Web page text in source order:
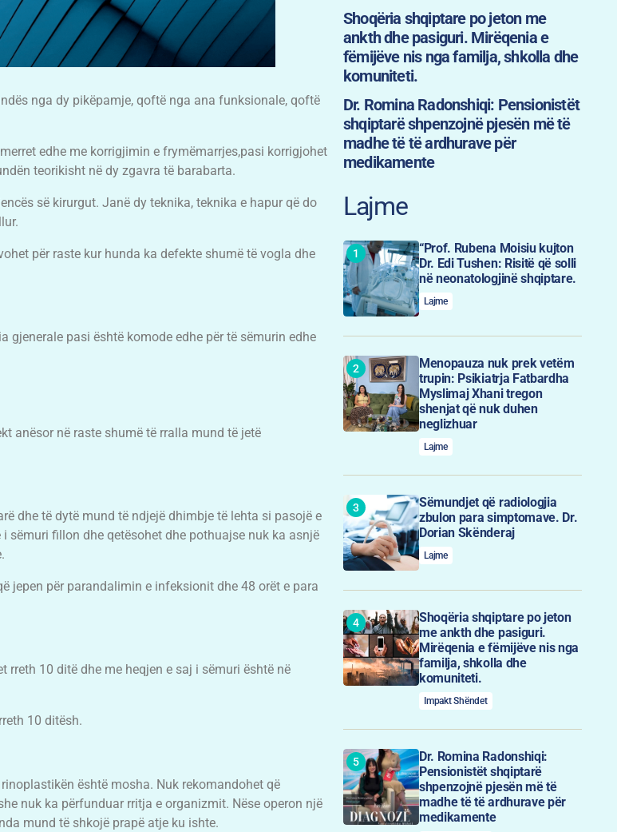
nga dy pikëpamje, qoftë nga ana funksionale, qoftë
edhe me korrigjimin e frymëmarrjes,pasi korrigjohet
teorikisht në dy zgavra të barabarta.
së kirurgut. Janë dy teknika, teknika e hapur që do
për raste kur hunda ka defekte shumë të vogla dhe
gjenerale pasi është komode edhe për të sëmurin edhe
anësor në raste shumë të rralla mund të jetë
dhe të dytë mund të ndjejë dhimbje të lehta si pasojë e
sëmuri fillon dhe qetësohet dhe pothuajse nuk ka asnjë
jepen për parandalimin e infeksionit dhe 48 orët e para
10 ditë dhe me heqjen e saj i sëmuri është në
10 ditësh.
është mosha. Nuk rekomandohet që
nuk ka përfunduar rritja e organizmit. Nëse operon një
mund të shkojë prapë atje ku ishte.
Shoqëria shqiptare po jeton me
ankth dhe pasiguri. Mirëqenia e
fëmijëve nis nga familja, shkolla dhe
komuniteti.
Dr. Romina Radonshiqi: Pensionistët
shqiptarë shpenzojnë pjesën më të
madhe të të ardhurave për
medikamente
Lajme
“Prof. Rubena Moisiu kujton
Dr. Edi Tushen: Risitë që solli
në neonatologjinë shqiptare.
Lajme
Menopauza nuk prek vetëm
trupin: Psikiatrja Fatbardha
Myslimaj Xhani tregon
shenjat që nuk duhen
neglizhuar
Lajme
Sëmundjet që radiologjia
zbulon para simptomave. Dr.
Dorian Skënderaj
Lajme
Shoqëria shqiptare po jeton
me ankth dhe pasiguri.
Mirëqenia e fëmijëve nis nga
familja, shkolla dhe
komuniteti.
Impakt Shëndet
Dr. Romina Radonshiqi:
Pensionistët shqiptarë
shpenzojnë pjesën më të
madhe të të ardhurave për
medikamente